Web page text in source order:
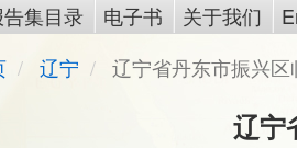
集目录 电子书 关于我们
辽宁 辽宁省丹东市振兴
辽宁